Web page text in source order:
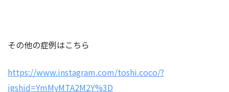
その他の症例はこちら
https://www.instagram.com/toshi.coco/?
igshid=YmMyMTA2M2Y%3D